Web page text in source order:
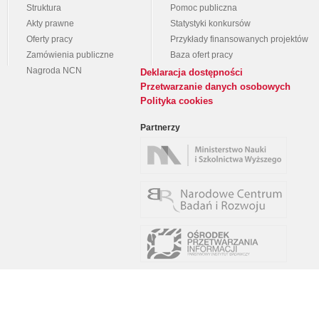
Struktura
Akty prawne
Oferty pracy
Zamówienia publiczne
Nagroda NCN
Pomoc publiczna
Statystyki konkursów
Przykłady finansowanych projektów
Baza ofert pracy
Deklaracja dostępności
Przetwarzanie danych osobowych
Polityka cookies
Partnerzy